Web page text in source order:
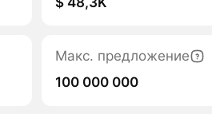
Макс. предложение
100 000 000